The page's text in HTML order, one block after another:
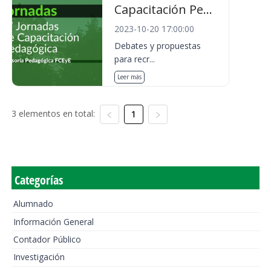
Capacitación Pe...
2023-10-20 17:00:00
Debates y propuestas
para recr...
Leer más
3 elementos en total: 1
Categorías
Alumnado
Información General
Contador Público
Investigación